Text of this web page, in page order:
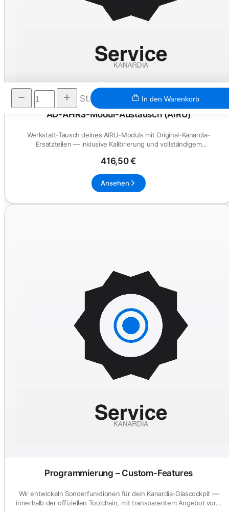
AD-AHRS-Modul-Austausch (AIRU)
Werkstatt-Tausch deines AIRU-Moduls mit Original-Kanardia-
Ersatzteilen — inklusive Kalibrierung und vollständigem
416,50 €
Ansehen
Programmierung – Custom-Features
Wir entwickeln Sonderfunktionen für dein Kanardia-Glascockpit —
innerhalb der offiziellen Toolchain, mit transparentem Angebot vor...
St. In den Warenkorb